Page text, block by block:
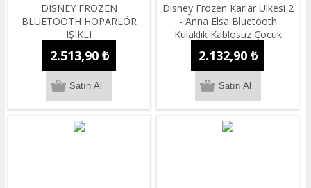
DISNEY FROZEN
BLUETOOTH HOPARLÖR
IŞIKLI
2.513,90 ₺
Disney Frozen Karlar Ülkesi 2
- Anna Elsa Bluetooth
Kulaklık Kablosuz Çocuk
Kulaklığı Lisanslı
2.132,90 ₺